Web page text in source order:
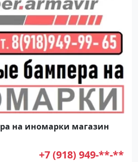
на иномарки магазин
+7 (918) 949-**-**